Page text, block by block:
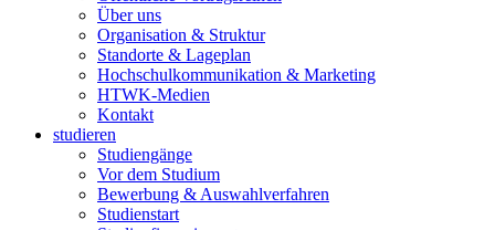
Über uns
Organisation & Struktur
Standorte & Lageplan
Hochschulkommunikation & Marketing
HTWK-Medien
Kontakt
studieren
Studiengänge
Vor dem Studium
Bewerbung & Auswahlverfahren
Studienstart